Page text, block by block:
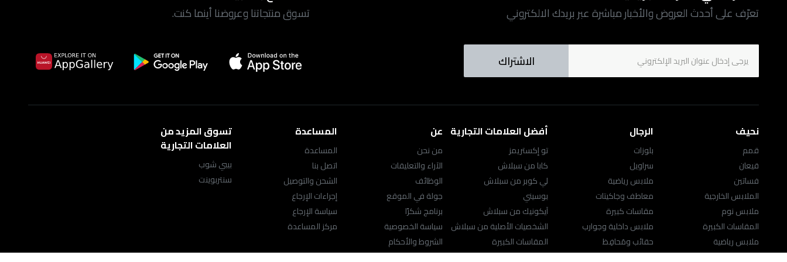
تعرّف على أحدث العروض والأخبار مباشرة عبر بريدك الالكتروني
الاشتراك
تسوق منتجاتنا وعروضنا أينما كنت.
نحيف
قمم
قيعان
فساتين
الملابس الخارجية
ملابس نوم
المقاسات الكبيرة
ملابس رياضية
اللانچري
الرجال
بلوزات
سراويل
ملابس رياضية
معاطف وجاكيتات
مقاسات كبيرة
ملابس داخلية وجوارب
حقائب ومَحافِظ
الاكسسوارات
أفضل العلامات التجارية
تو إكستريمز
كابا من سبلاش
لي كوبر من سبلاش
بوسيني
آيكونيك من سبلاش
الشخصيات الأصلية من سبلاش
المقاسات الكبيرة
عن
من نحن
الآراء والتعليقات
الوظائف
جولة في الموقع
برنامج شكرًا
سياسة الخصوصية
الشروط والأحكام
محدد موقع المتجر
المساعدة
المساعدة
اتصل بنا
الشحن والتوصيل
إجراءات الإرجاع
سياسة الإرجاع
مركز المساعدة
تسوق المزيد من
العلامات التجارية
بيبي شوب
سنتربوينت